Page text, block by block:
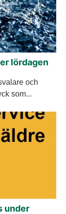
lördagen
och
som...
under